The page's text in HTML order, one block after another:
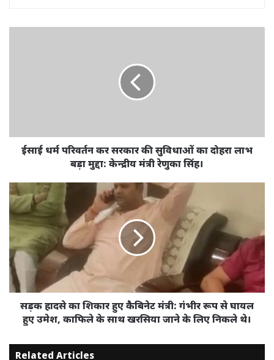
दोहरा
केन्द्रीय
मंत्री
रेणुका
सिंह।
ईसाई धर्म परिवर्तन कर सरकार की सुविधाओं का दोहरा लाभ
बड़ा मुद्दा: केन्द्रीय मंत्री रेणुका सिंह।
सड़क
हादसे
का
शिकार
हुए
कैबिनेट
मंत्री:
गंभीर
रूप
घायल
उमेश,
काफिले
सड़क हादसे का शिकार हुए कैबिनेट मंत्री: गंभीर रूप से घायल
हुए उमेश, काफिले के साथ खरसिया जाने के लिए निकले थे।
Related Articles